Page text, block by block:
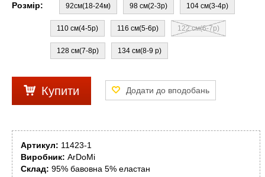
Розмір: 92см(18-24м) 98 см(2-3р) 104 см(3-4р)
110 см(4-5р) 116 см(5-6р) 122 см(6-7р)
128 см(7-8р) 134 см(8-9 р)
Купити
Артикул: 11423-1
Виробник: ArDoMi
Склад: 95% бавовна 5% еластан